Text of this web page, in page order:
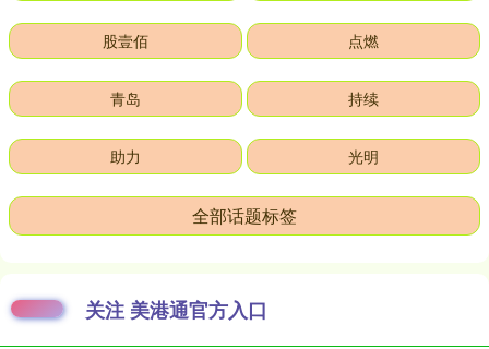
股壹佰 点燃
青岛 持续
助力 光明
全部话题标签
关注 美港通官方入口